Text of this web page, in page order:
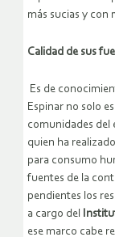
más sucias y con
Calidad de sus
Es de
Espinar no solo
comunidades del
quien ha
para consumo
fuentes de la
pendientes los
a cargo del
ese marco cabe